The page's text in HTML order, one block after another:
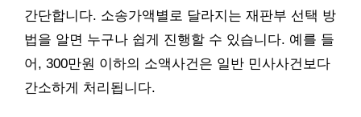
간단합니다. 소송가액별로 달라지는 재판부 선택 방
법을 알면 누구나 쉽게 진행할 수 있습니다. 예를 들
어, 300만원 이하의 소액사건은 일반 민사사건보다
간소하게 처리됩니다.